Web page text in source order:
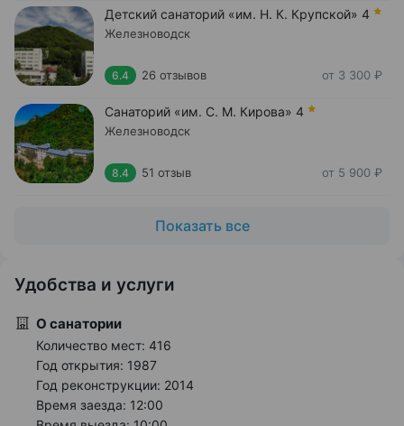
Детский санаторий «им. Н. К. Крупской» 4
Железноводск
6.4 26 отзывов от 3 300 ₽
Санаторий «им. С. М. Кирова» 4
Железноводск
8.4 51 отзыв от 5 900 ₽
Показать все
Удобства и услуги
О санатории
Количество мест: 416
Год открытия: 1987
Год реконструкции: 2014
Время заезда: 12:00